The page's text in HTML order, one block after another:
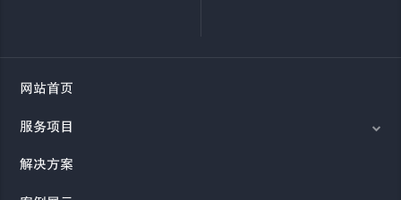
网站首页
服务项目
解决方案